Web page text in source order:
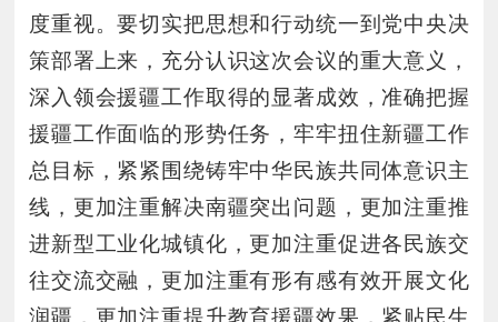
度重视。要切实把思想和行动统一到党中央决
策部署上来，充分认识这次会议的重大意义，
深入领会援疆工作取得的显著成效，准确把握
援疆工作面临的形势任务，牢牢扭住新疆工作
总目标，紧紧围绕铸牢中华民族共同体意识主
线，更加注重解决南疆突出问题，更加注重推
进新型工业化城镇化，更加注重促进各民族交
往交流交融，更加注重有形有感有效开展文化
润疆，更加注重提升教育援疆效果，紧贴民生